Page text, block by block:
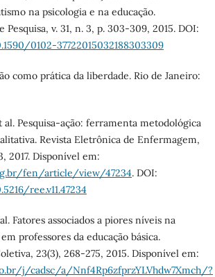
na psicologia e na educação.
Pesquisa, v. 31, n. 3, p. 303-309, 2015. DOI:
0102-37722015032188303309
como prática da liberdade. Rio de Janeiro:
al. Pesquisa-ação: ferramenta metodológica
Revista Eletrônica de Enfermagem,
2017. Disponível em:
fen/article/view/47234. DOI:
ree.v11.47234
Fatores associados a piores níveis na
professores da educação básica.
23(3), 268-275, 2015. Disponível em:
j/cadsc/a/Nnf4Rp6zfprzYLVhdw7Xmch/?